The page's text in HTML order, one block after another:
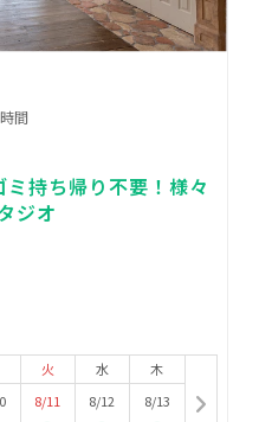
間
持ち帰り不要！様々
ジオ
火
8/11
水
8/12
木
8/13